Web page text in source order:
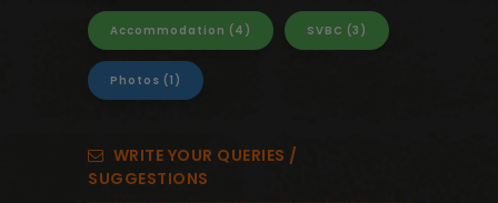
Accommodation (4) SVBC (3)
Photos (1)
WRITE YOUR QUERIES /
SUGGESTIONS